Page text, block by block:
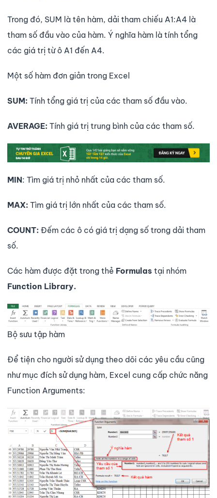
Trong đó, SUM là tên hàm, dải tham chiếu A1:A4 là
tham số đầu vào của hàm. Ý nghĩa hàm là tính tổng
các giá trị từ ô A1 đến A4.
Một số hàm đơn giản trong Excel
SUM: Tính tổng giá trị của các tham số đầu vào.
AVERAGE: Tính giá trị trung bình của các tham số.
MIN: Tìm giá trị nhỏ nhất của các tham số.
MAX: Tìm giá trị lớn nhất của các tham số.
COUNT: Đếm các ô có giá trị dạng số trong dải tham
số.
Các hàm được đặt trong thẻ Formulas tại nhóm
Function Library.
Bộ sưu tập hàm
Để tiện cho người sử dụng theo dõi các yêu cầu cũng
như mục đích sử dụng hàm, Excel cung cấp chức năng
Function Arguments: